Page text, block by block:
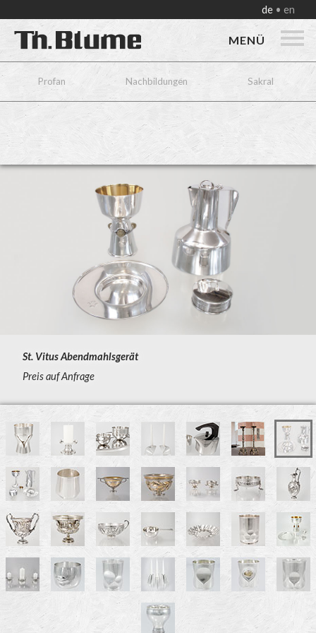
de en
MENÜ
Profan Nachbildungen Sakral
St. Vitus Abendmahlsgerät
Preis auf Anfrage